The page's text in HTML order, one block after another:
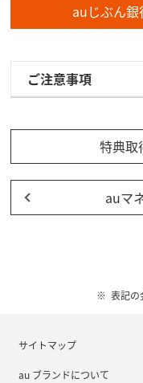
auじぶん
ご注意事項
特典取
auマ
表記の
サイトマップ
au ブランドについて